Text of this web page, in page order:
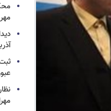
مهران، ۲۸